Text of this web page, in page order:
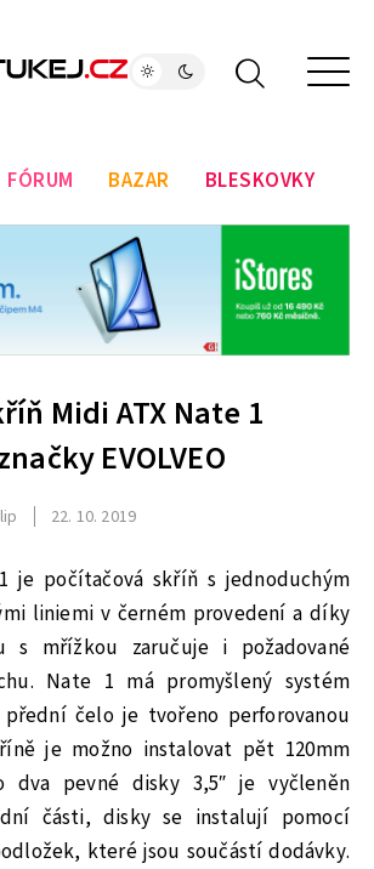
FÓRUM BAZAR BLESKOVKY
Midi ATX Nate 1
EVOLVEO
22. 10. 2019
1 je počítačová skříň s jednoduchým
liniemi v černém provedení a díky
s mřížkou zaručuje i požadované
Nate 1 má promyšlený systém
čelo je tvořeno perforovanou
je možno instalovat pět 120mm
dva pevné disky 3,5″ je vyčleněn
části, disky se instalují pomocí
které jsou součástí dodávky.